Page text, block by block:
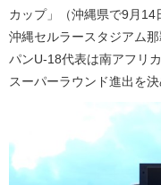
カップ」（沖縄県で9月
沖縄セルラースタジアム
パンU-18代表は南アフリ
スーパーラウンド進出を決